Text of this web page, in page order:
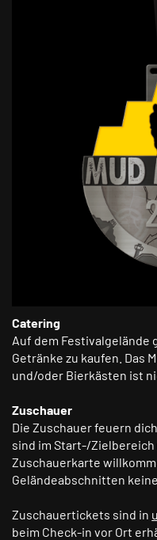
Catering
Auf dem Festivalgelände
Getränke zu kaufen. Das
und/oder Bierkästen ist
Zuschauer
Die Zuschauer feuern
sind im Start-/
Zuschauerkarte
Geländeabschnitten
Zuschauertickets sind in
beim Check-in vor Ort